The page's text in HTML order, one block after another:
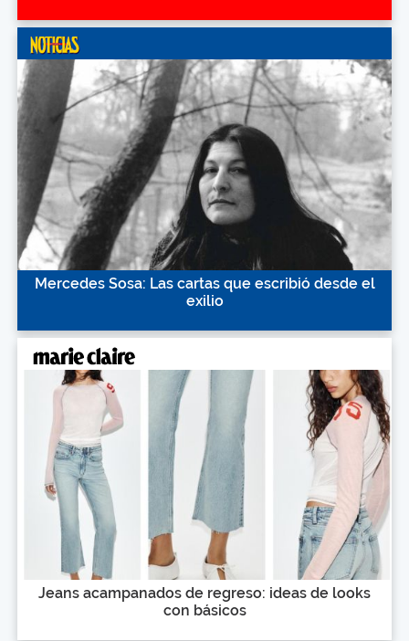
Mercedes Sosa: Las cartas que escribió desde el
exilio
Jeans acampanados de regreso: ideas de looks
con básicos